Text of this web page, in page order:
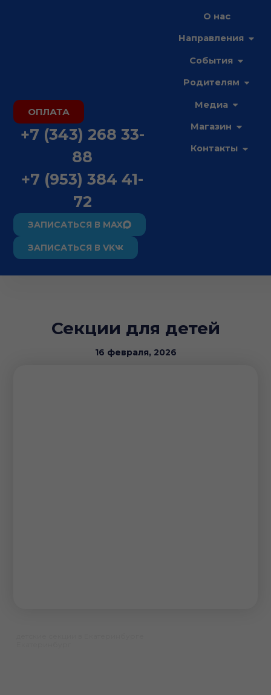
ОПЛАТА
+7 (343) 268 33-
88
+7 (953) 384 41-
72
ЗАПИСАТЬСЯ В MAX
ЗАПИСАТЬСЯ В VK
О нас
Направления
События Open
Родителям
Медиа Open
Магазин Open
Контакты Open
Секции для детей
16 февраля, 2026